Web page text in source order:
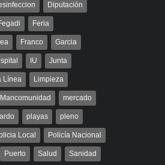
Diputación
Feria
Franco Garcia
IU Junta
Línea Limpieza
Mancomunidad mercado
playas pleno
Local Policía Nacional
Puerto Salud Sanidad